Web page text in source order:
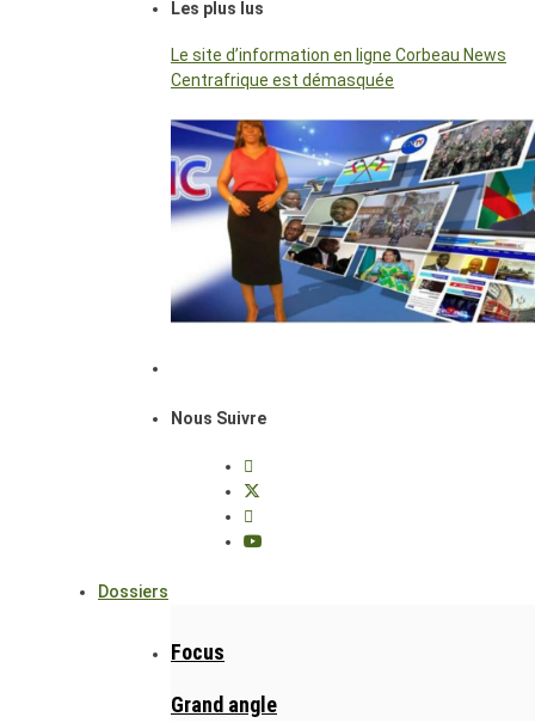
Les plus lus
Le site d’information en ligne Corbeau News
Centrafrique est démasquée
Nous Suivre
Dossiers
Focus
Grand angle